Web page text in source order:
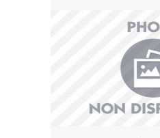
Cuisine Algérienne
Cuisine Tunisienne
Cuisine Juive
Cuisine Libanaise